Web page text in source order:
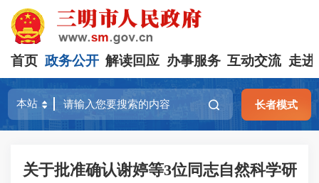
首页 政务公开 解读回应 办事服务 互动交流 走进
长者模式
关于批准确认谢婷等3位同志自然科学研